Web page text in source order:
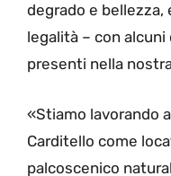
degrado e bellezza,
legalità – con
presenti nella
«Stiamo lavorando
Carditello come
palcoscenico